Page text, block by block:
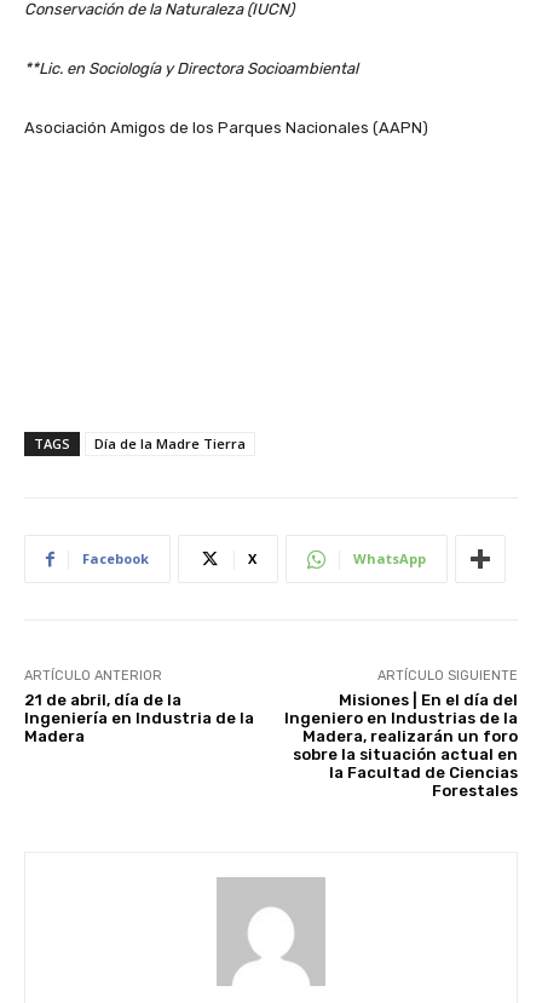
Conservación de la Naturaleza (IUCN)
**Lic. en Sociología y Directora Socioambiental
Asociación Amigos de los Parques Nacionales (AAPN)
TAGS Día de la Madre Tierra
Facebook X WhatsApp
ARTÍCULO ANTERIOR
21 de abril, día de la
Ingeniería en Industria de la
Madera
ARTÍCULO SIGUIENTE
Misiones | En el día del
Ingeniero en Industrias de la
Madera, realizarán un foro
sobre la situación actual en
la Facultad de Ciencias
Forestales